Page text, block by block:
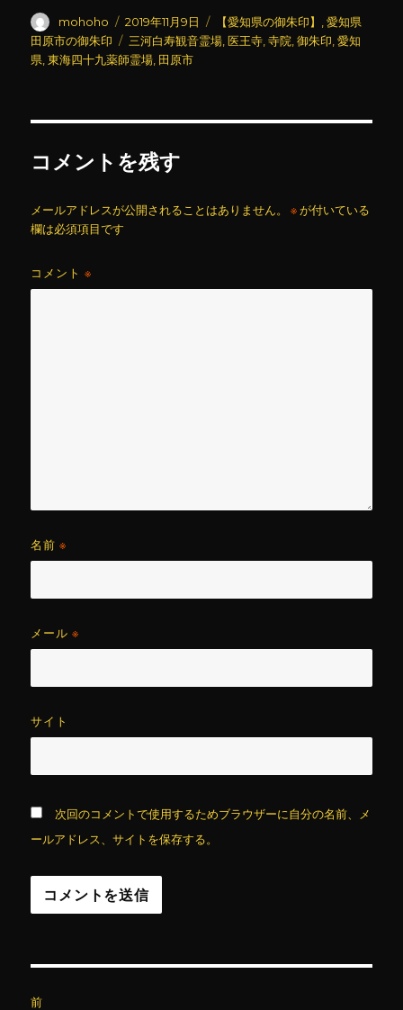
投
稿
者
mohoho
投
稿
日:
2019年11月9日
カ
テ
【愛知県の御朱印】 ,愛知県
田原市の御朱印
タ
グ
三河白寿観音霊場 ,医王寺 ,寺院 ,御朱印 ,愛知
県 ,東海四十九薬師霊場 田原市
コメントを残す
メールアドレスが公開されることはありません。 ※が付いている
欄は必須項目です
コメント※
名前※
メール※
サイト
次回のコメントで使用するためブラウザーに自分の名前、メ
ールアドレス、サイトを保存する。
前